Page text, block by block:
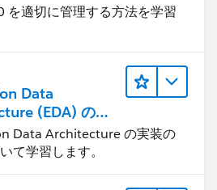
を適切に管理する方法を学習
Data
(EDA) の管
Data Architecture の実装の
て学習します。